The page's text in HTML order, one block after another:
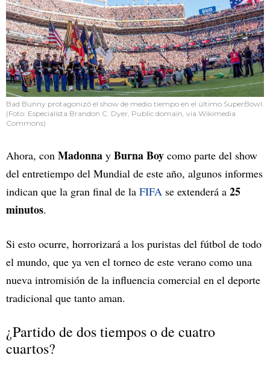
Bad Bunny protagonizó el show de medio tiempo en el último SuperBowl.
(Foto: Especialista Brandon C. Dyer, Public domain, via Wikimedia
Commons)
Ahora, con Madonna y Burna Boy como parte del show
del entretiempo del Mundial de este año, algunos informes
indican que la gran final de la FIFA se extenderá a 25
minutos.
Si esto ocurre, horrorizará a los puristas del fútbol de todo
el mundo, que ya ven el torneo de este verano como una
nueva intromisión de la influencia comercial en el deporte
tradicional que tanto aman.
¿Partido de dos tiempos o de cuatro
cuartos?